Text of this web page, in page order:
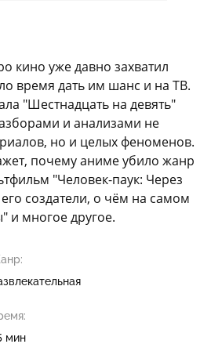
кино уже давно захватил
время дать им шанс и на ТВ.
"Шестнадцать на девять"
и анализами не
но и целых феноменов.
почему аниме убило жанр
"Человек-паук: Через
создатели, о чём на самом
и многое другое.
мин